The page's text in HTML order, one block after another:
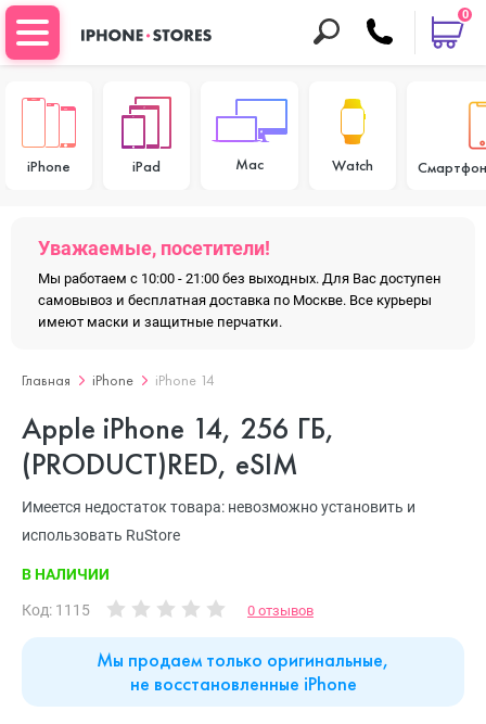
0
iPhone iPad Mac Watch
Уважаемые, посетители!
Мы работаем с 10:00 - 21:00 без выходных. Для Вас доступен
самовывоз и бесплатная доставка по Москве. Все курьеры
имеют маски и защитные перчатки.
Главная iPhone iPhone 14
Apple iPhone 14, 256 ГБ,
(PRODUCT)RED, eSIM
Имеется недостаток товара: невозможно установить и
использовать RuStore
В НАЛИЧИИ
Код: 1115 0 отзывов
Мы продаем только оригинальные,
не восстановленные iPhone